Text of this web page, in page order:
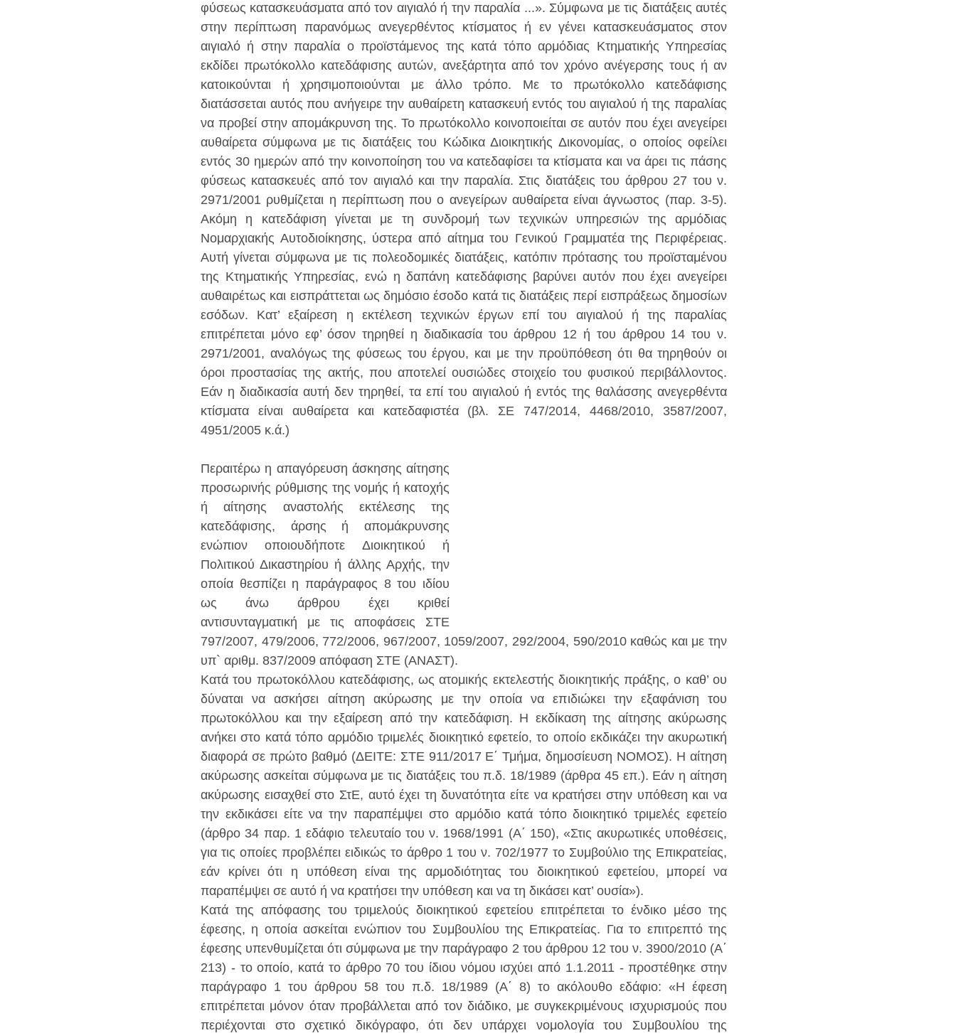
φύσεως κατασκευάσματα από τον αιγιαλό ή την παραλία ...». Σύμφωνα με τις διατάξεις αυτές
στην περίπτωση παρανόμως ανεγερθέντος κτίσματος ή εν γένει κατασκευάσματος στον
αιγιαλό ή στην παραλία ο προϊστάμενος της κατά τόπο αρμόδιας Κτηματικής Υπηρεσίας
εκδίδει πρωτόκολλο κατεδάφισης αυτών, ανεξάρτητα από τον χρόνο ανέγερσης τους ή αν
κατοικούνται ή χρησιμοποιούνται με άλλο τρόπο. Με το πρωτόκολλο κατεδάφισης
διατάσσεται αυτός που ανήγειρε την αυθαίρετη κατασκευή εντός του αιγιαλού ή της παραλίας
να προβεί στην απομάκρυνση της. Το πρωτόκολλο κοινοποιείται σε αυτόν που έχει ανεγείρει
αυθαίρετα σύμφωνα με τις διατάξεις του Κώδικα Διοικητικής Δικονομίας, ο οποίος οφείλει
εντός 30 ημερών από την κοινοποίηση του να κατεδαφίσει τα κτίσματα και να άρει τις πάσης
φύσεως κατασκευές από τον αιγιαλό και την παραλία. Στις διατάξεις του άρθρου 27 του ν.
2971/2001 ρυθμίζεται η περίπτωση που ο ανεγείρων αυθαίρετα είναι άγνωστος (παρ. 3-5).
Ακόμη η κατεδάφιση γίνεται με τη συνδρομή των τεχνικών υπηρεσιών της αρμόδιας
Νομαρχιακής Αυτοδιοίκησης, ύστερα από αίτημα του Γενικού Γραμματέα της Περιφέρειας.
Αυτή γίνεται σύμφωνα με τις πολεοδομικές διατάξεις, κατόπιν πρότασης του προϊσταμένου
της Κτηματικής Υπηρεσίας, ενώ η δαπάνη κατεδάφισης βαρύνει αυτόν που έχει ανεγείρει
αυθαιρέτως και εισπράττεται ως δημόσιο έσοδο κατά τις διατάξεις περί εισπράξεως δημοσίων
εσόδων. Κατ’ εξαίρεση η εκτέλεση τεχνικών έργων επί του αιγιαλού ή της παραλίας
επιτρέπεται μόνο εφ’ όσον τηρηθεί η διαδικασία του άρθρου 12 ή του άρθρου 14 του ν.
2971/2001, αναλόγως της φύσεως του έργου, και με την προϋπόθεση ότι θα τηρηθούν οι
όροι προστασίας της ακτής, που αποτελεί ουσιώδες στοιχείο του φυσικού περιβάλλοντος.
Εάν η διαδικασία αυτή δεν τηρηθεί, τα επί του αιγιαλού ή εντός της θαλάσσης ανεγερθέντα
κτίσματα είναι αυθαίρετα και κατεδαφιστέα (βλ. ΣΕ 747/2014, 4468/2010, 3587/2007,
4951/2005 κ.ά.)
Περαιτέρω η απαγόρευση άσκησης αίτησης
προσωρινής ρύθμισης της νομής ή κατοχής
ή αίτησης αναστολής εκτέλεσης της
κατεδάφισης, άρσης ή απομάκρυνσης
ενώπιον οποιουδήποτε Διοικητικού ή
Πολιτικού Δικαστηρίου ή άλλης Αρχής, την
οποία θεσπίζει η παράγραφος 8 του ιδίου
ως άνω άρθρου έχει κριθεί
αντισυνταγματική με τις αποφάσεις ΣΤΕ
797/2007, 479/2006, 772/2006, 967/2007, 1059/2007, 292/2004, 590/2010 καθώς και με την
υπ` αριθμ. 837/2009 απόφαση ΣΤΕ (ΑΝΑΣΤ).
Κατά του πρωτοκόλλου κατεδάφισης, ως ατομικής εκτελεστής διοικητικής πράξης, ο καθ’ ου
δύναται να ασκήσει αίτηση ακύρωσης με την οποία να επιδιώκει την εξαφάνιση του
πρωτοκόλλου και την εξαίρεση από την κατεδάφιση. Η εκδίκαση της αίτησης ακύρωσης
ανήκει στο κατά τόπο αρμόδιο τριμελές διοικητικό εφετείο, το οποίο εκδικάζει την ακυρωτική
διαφορά σε πρώτο βαθμό (ΔΕΙΤΕ: ΣΤΕ 911/2017 Ε΄ Τμήμα, δημοσίευση ΝΟΜΟΣ). Η αίτηση
ακύρωσης ασκείται σύμφωνα με τις διατάξεις του π.δ. 18/1989 (άρθρα 45 επ.). Εάν η αίτηση
ακύρωσης εισαχθεί στο ΣτΕ, αυτό έχει τη δυνατότητα είτε να κρατήσει στην υπόθεση και να
την εκδικάσει είτε να την παραπέμψει στο αρμόδιο κατά τόπο διοικητικό τριμελές εφετείο
(άρθρο 34 παρ. 1 εδάφιο τελευταίο του ν. 1968/1991 (Α΄ 150), «Στις ακυρωτικές υποθέσεις,
για τις οποίες προβλέπει ειδικώς το άρθρο 1 του ν. 702/1977 το Συμβούλιο της Επικρατείας,
εάν κρίνει ότι η υπόθεση είναι της αρμοδιότητας του διοικητικού εφετείου, μπορεί να
παραπέμψει σε αυτό ή να κρατήσει την υπόθεση και να τη δικάσει κατ’ ουσία»).
Κατά της απόφασης του τριμελούς διοικητικού εφετείου επιτρέπεται το ένδικο μέσο της
έφεσης, η οποία ασκείται ενώπιον του Συμβουλίου της Επικρατείας. Για το επιτρεπτό της
έφεσης υπενθυμίζεται ότι σύμφωνα με την παράγραφο 2 του άρθρου 12 του ν. 3900/2010 (Α΄
213) - το οποίο, κατά το άρθρο 70 του ίδιου νόμου ισχύει από 1.1.2011 - προστέθηκε στην
παράγραφο 1 του άρθρου 58 του π.δ. 18/1989 (Α΄ 8) το ακόλουθο εδάφιο: «Η έφεση
επιτρέπεται μόνον όταν προβάλλεται από τον διάδικο, με συγκεκριμένους ισχυρισμούς που
περιέχονται στο σχετικό δικόγραφο, ότι δεν υπάρχει νομολογία του Συμβουλίου της